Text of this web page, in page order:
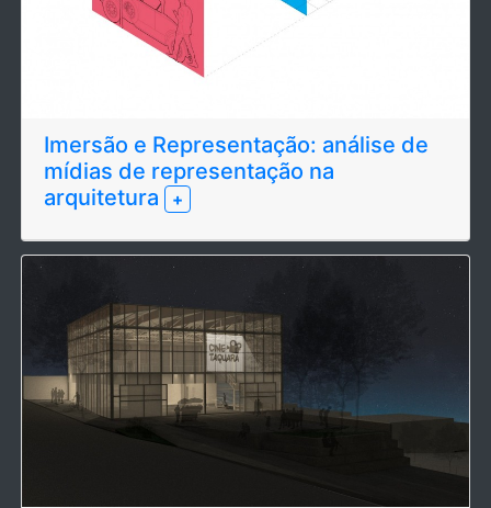
Imersão e Representação: análise de
mídias de representação na
arquitetura
+